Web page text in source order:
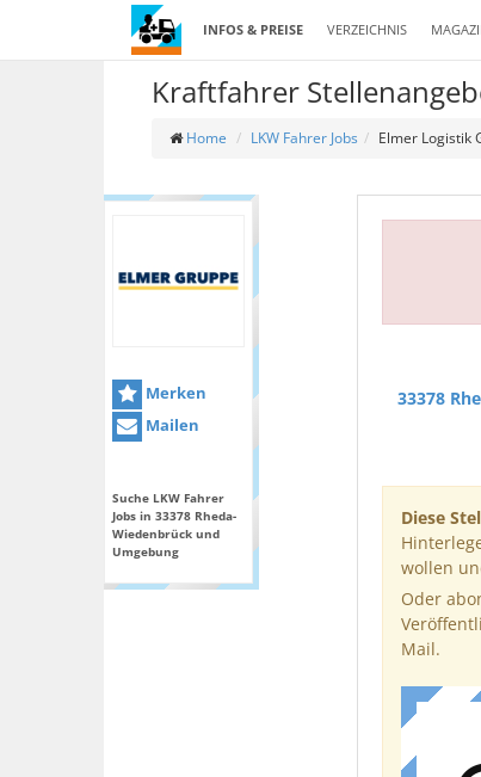
INFOS & PREISE VERZEICHNIS
Kraftfahrer
Home LKW Fahrer Jobs Elmer Logistik
Merken
Mailen
Suche LKW Fahrer
Jobs in 33378 Rheda-
Wiedenbrück und
Umgebung
33378
Diese
wollen
Oder
Mail.